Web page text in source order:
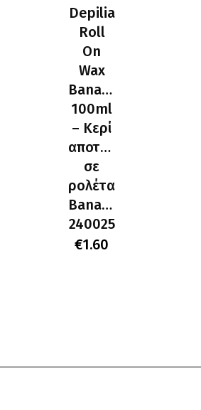
Depilia
Roll
On
Wax
Banana
100ml
– Kερί
αποτρίχωσης
σε
ρολέτα
Banana
240025
€1.60